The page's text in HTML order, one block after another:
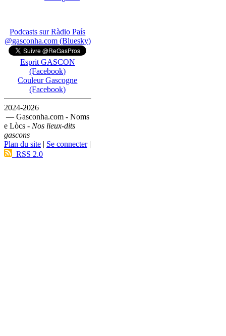
Podcasts sur Ràdio País
@gasconha.com (Bluesky)
Esprit GASCON
(Facebook)
Couleur Gascogne
(Facebook)
2024-2026
— Gasconha.com - Noms
e Lòcs - Nos lieux-dits
gascons
Plan du site | Se connecter|
RSS 2.0